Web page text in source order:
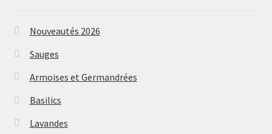
Nouveautés 2026
Sauges
Armoises et Germandrées
Basilics
Lavandes